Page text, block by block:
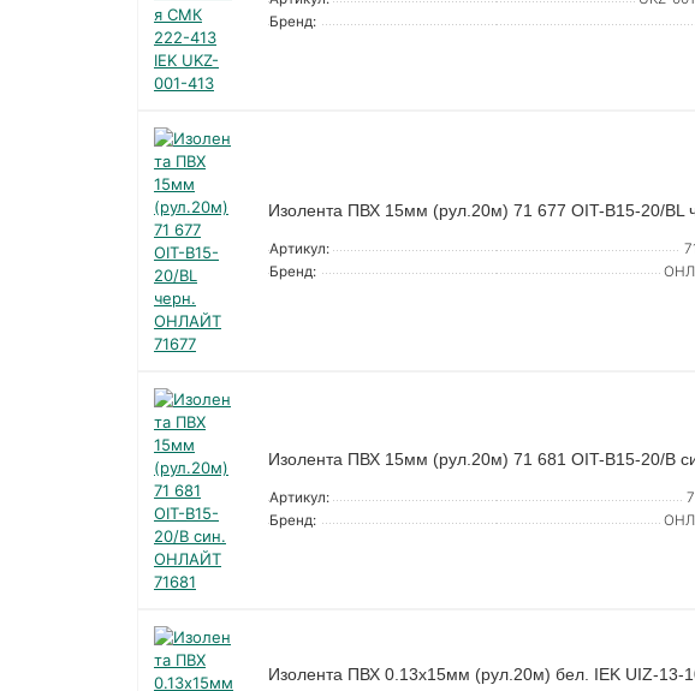
Бренд:
Изолента ПВХ 15мм (рул.20м) 71 677 OIT-B15-20/
Артикул:
Бренд:
Изолента ПВХ 15мм (рул.20м) 71 681 OIT-B15-20/B
Артикул:
Бренд:
Изолента ПВХ 0.13х15мм (рул.20м) бел. IEK UIZ-13-